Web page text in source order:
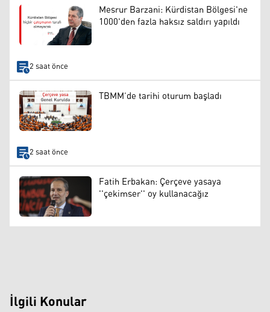
Mesrur Barzani: Kürdistan Bölgesi'ne
1000'den fazla haksız saldırı yapıldı
2 saat önce
TBMM’de tarihi oturum başladı
2 saat önce
Fatih Erbakan: Çerçeve yasaya
''çekimser'' oy kullanacağız
İlgili Konular